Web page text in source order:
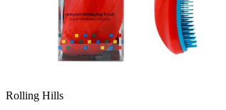
Rolling Hills